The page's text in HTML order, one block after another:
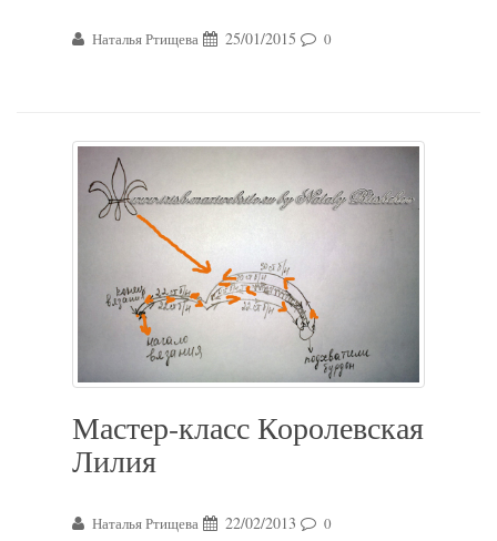
Наталья Ртищева 25/01/2015 0
Мастер-класс Королевская
Лилия
Наталья Ртищева 22/02/2013 0